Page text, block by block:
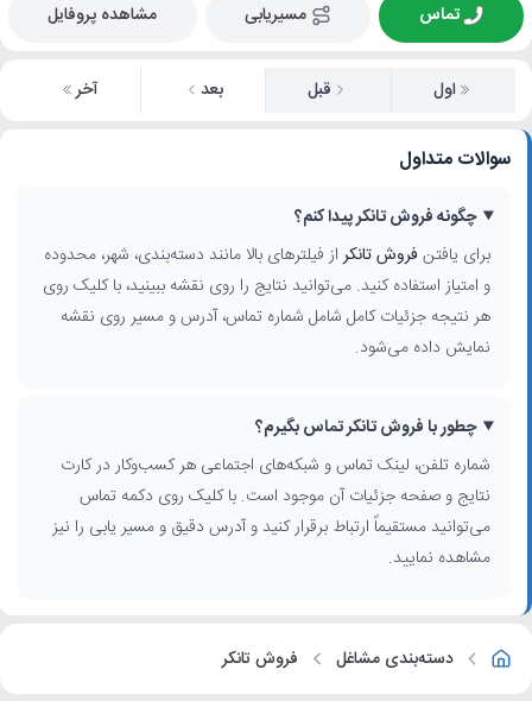
تماس مسیریابی مشاهده پروفایل
اول قبل بعد آخر
سوالات متداول
چگونه فروش تانکر پیدا کنم؟
برای یافتن فروش تانکراز فیلترهای بالا مانند دسته‌بندی، شهر، محدوده
و امتیاز استفاده کنید. می‌توانید نتایج را روی نقشه ببینید، با کلیک روی
هر نتیجه جزئیات کامل شامل شماره تماس، آدرس و مسیر روی نقشه
نمایش داده می‌شود.
چطور با فروش تانکر تماس بگیرم؟
شماره تلفن، لینک تماس و شبکه‌های اجتماعی هر کسب‌وکار در کارت
نتایج و صفحه جزئیات آن موجود است. با کلیک روی دکمه تماس
می‌توانید مستقیماً ارتباط برقرار کنید و آدرس دقیق و مسیر یابی را نیز
مشاهده نمایید.
دسته‌بندی مشاغل فروش تانکر